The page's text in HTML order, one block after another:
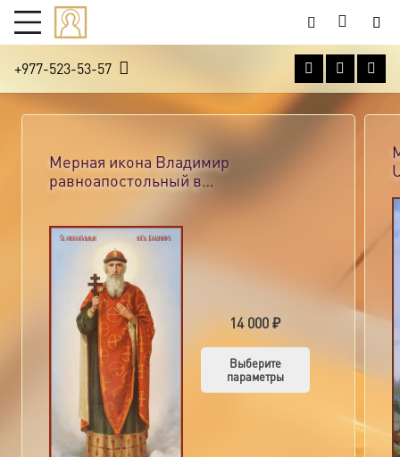
+977-523-53-57
Мерная икона Владимир
равноапостольный в…
14 000₽
Выберите
параметры
несколько